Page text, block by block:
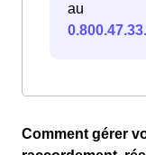
au
Comment gérer